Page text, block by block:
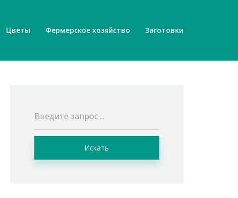
Цветы Фермерское хозяйство Заготовки
Искать